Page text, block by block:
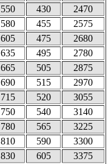
550 430
2470
580 455
2575
605 475
2680
635 495
2780
665 505
2875
690 515
2970
715 520
3055
750 540
3140
780 565
3225
810 590
3300
830 605
3375